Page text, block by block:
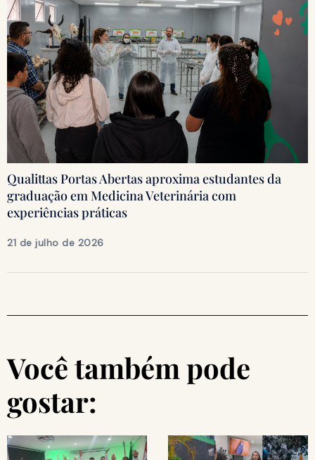
Qualittas Portas Abertas aproxima estudantes da
graduação em Medicina Veterinária com
experiências práticas
21 de julho de 2026
Você também pode
gostar: